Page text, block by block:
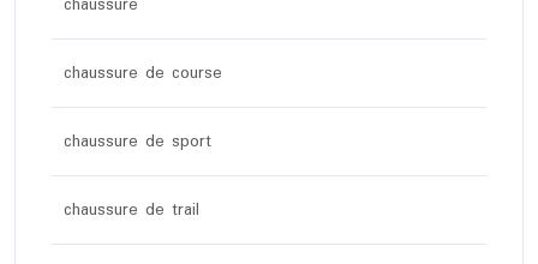
chaussure
chaussure de course
chaussure de sport
chaussure de trail